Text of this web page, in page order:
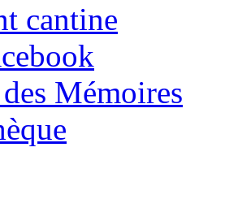
cantine
Mémoires